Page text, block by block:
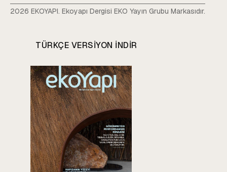
2026 EKOYAPI. Ekoyapı Dergisi EKO Yayın Grubu Markasıdır.
TÜRKÇE VERSIYON INDIR